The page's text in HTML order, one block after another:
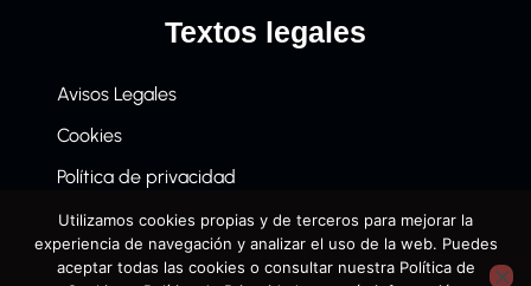
Textos legales
Avisos Legales
Cookies
Política de privacidad
Términos y condiciones de compra
Utilizamos cookies propias y de terceros para mejorar la
experiencia de navegación y analizar el uso de la web. Puedes
aceptar todas las cookies o consultar nuestra Política de